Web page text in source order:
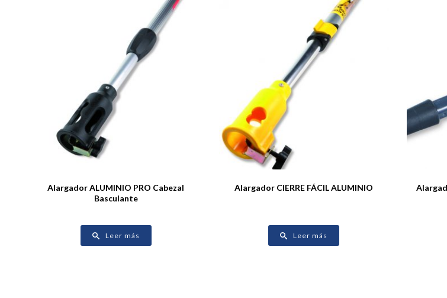
Alargador ALUMINIO PRO Cabezal
Basculante
Leer más
Alargador CIERRE FÁCIL ALUMINIO
Leer más